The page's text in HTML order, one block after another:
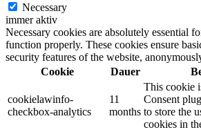
Necessary
immer aktiv
Necessary cookies are absolutely essential
function properly. These cookies ensure
security features of the website,
Cookie
Dauer
cookielawinfo-
checkbox-analytics
11
months
This cookie
Consent
to store the
cookies in